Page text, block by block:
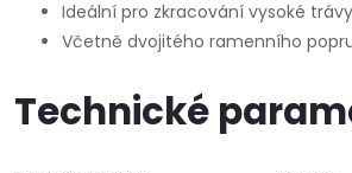
Ideální pro zkracování vysoké
Včetně dvojitého ramenního
Technické